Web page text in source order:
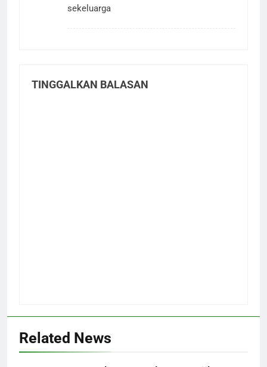
sekeluarga
TINGGALKAN BALASAN
Related News